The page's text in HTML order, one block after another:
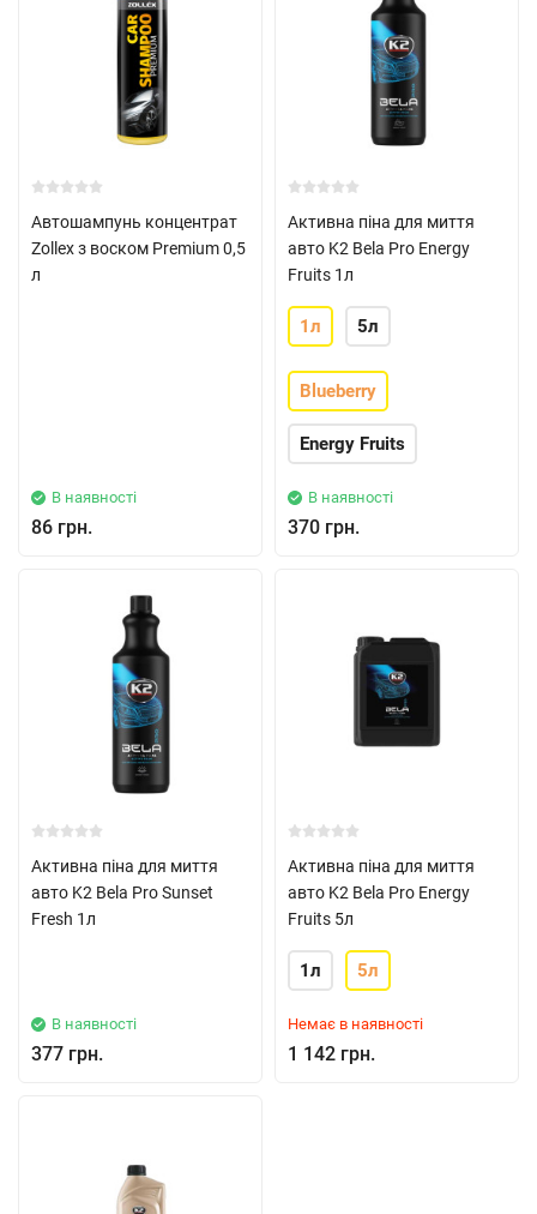
Автошампунь концентрат
Zollex з воском Premium 0,5
л
В наявності
86 грн.
Активна піна для миття
авто K2 Bela Pro Energy
Fruits 1л
1л 5л
Blueberry
Energy Fruits
В наявності
370 грн.
Активна піна для миття
авто K2 Bela Pro Sunset
Fresh 1л
В наявності
377 грн.
Активна піна для миття
авто K2 Bela Pro Energy
Fruits 5л
1л 5л
Немає в наявності
1 142 грн.